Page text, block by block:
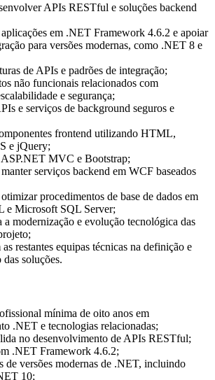
APIs RESTful e soluções backend
em .NET Framework 4.6.2 e apoiar
para versões modernas, como .NET 8 e
de APIs e padrões de integração;
não funcionais relacionados com
e segurança;
e serviços de background seguros e
frontend utilizando HTML,
e jQuery;
MVC e Bootstrap;
serviços backend em WCF baseados
procedimentos de base de dados em
e Microsoft SQL Server;
modernização e evolução tecnológica das
restantes equipas técnicas na definição e
soluções.
mínima de oito anos em
.NET e tecnologias relacionadas;
no desenvolvimento de APIs RESTful;
.NET Framework 4.6.2;
de versões modernas de .NET, incluindo
10;